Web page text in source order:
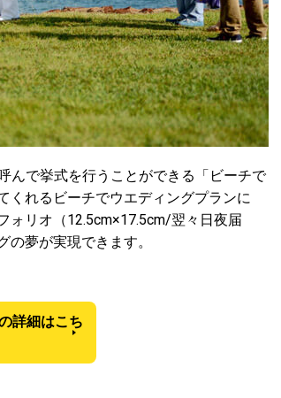
んで挙式を行うことができる「ビーチで
くれるビーチでウエディングプランに
ォリオ（12.5cm×17.5cm/翌々日夜届
夢が実現できます。
詳細はこち